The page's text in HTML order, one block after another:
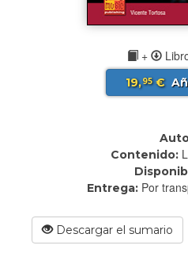
+
19,95€
Contenido:
Entrega: Por
Descargar el sumario